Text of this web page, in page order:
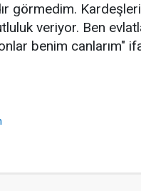
görmedim.
veriyor. Ben
benim canlarım"